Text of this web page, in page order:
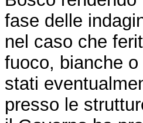
fase delle
nel caso che
fuoco, bianche
stati
presso le